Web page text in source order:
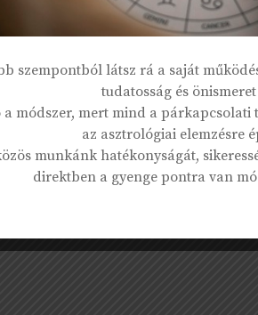
szempontból látsz rá a saját
tudatosság és
módszer, mert mind a
az asztrológiai elemzésre
munkánk hatékonyságát,
direktben a gyenge pontra van